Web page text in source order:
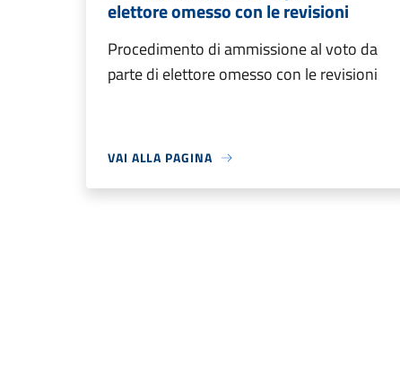
elettore omesso con le revisioni
Procedimento di ammissione al voto da
parte di elettore omesso con le revisioni
VAI ALLA PAGINA